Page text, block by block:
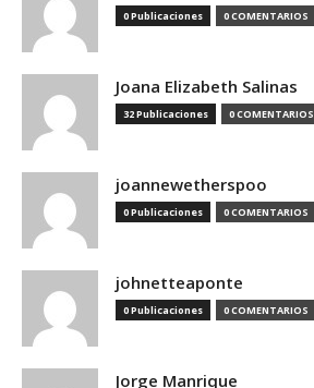
0 Publicaciones 0 COMENTARIOS
Joana Elizabeth Salinas
32 Publicaciones 0 COMENTARIOS
joannewetherspoo
0 Publicaciones 0 COMENTARIOS
johnetteaponte
0 Publicaciones 0 COMENTARIOS
Jorge Manrique